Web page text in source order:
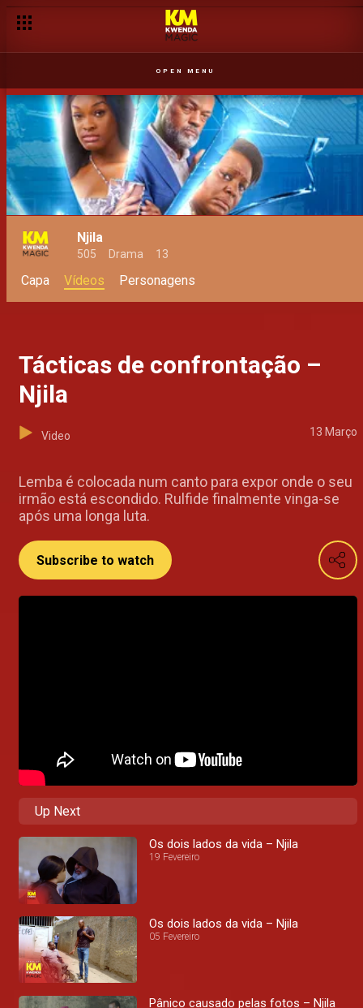
OPEN MENU
Njila
505 Drama 13
Capa Vídeos Personagens
Tácticas de confrontação –
Njila
Video 13 Março
Lemba é colocada num canto para expor onde o seu
irmão está escondido. Rulfide finalmente vinga-se
após uma longa luta.
Subscribe to watch
Up Next
Os dois lados da vida – Njila
19 Fevereiro
Os dois lados da vida – Njila
05 Fevereiro
Pânico causado pelas fotos – Njila